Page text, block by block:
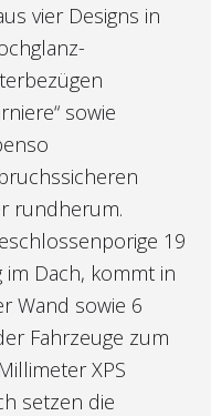
vier Designs in
sowie
rundherum.
19
Dach, kommt in
Wand sowie 6
Fahrzeuge zum
XPS
setzen die